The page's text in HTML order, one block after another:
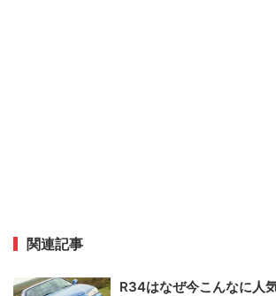
関連記事
R34はなぜ今こんなに人